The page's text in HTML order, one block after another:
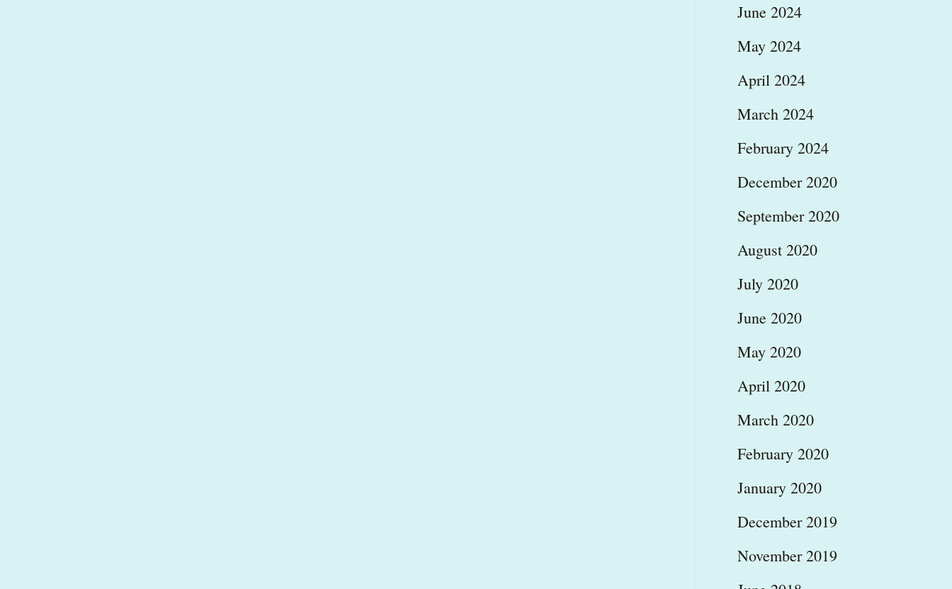
June 2024
May 2024
April 2024
March 2024
February 2024
December 2020
September 2020
August 2020
July 2020
June 2020
May 2020
April 2020
March 2020
February 2020
January 2020
December 2019
November 2019